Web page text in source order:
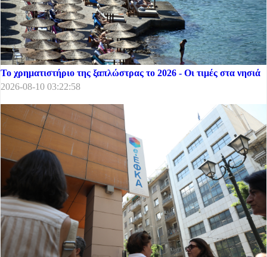
Το χρηματιστήριο της ξαπλώστρας το 2026 - Οι τιμές στα νησιά
2026-08-10 03:22:58